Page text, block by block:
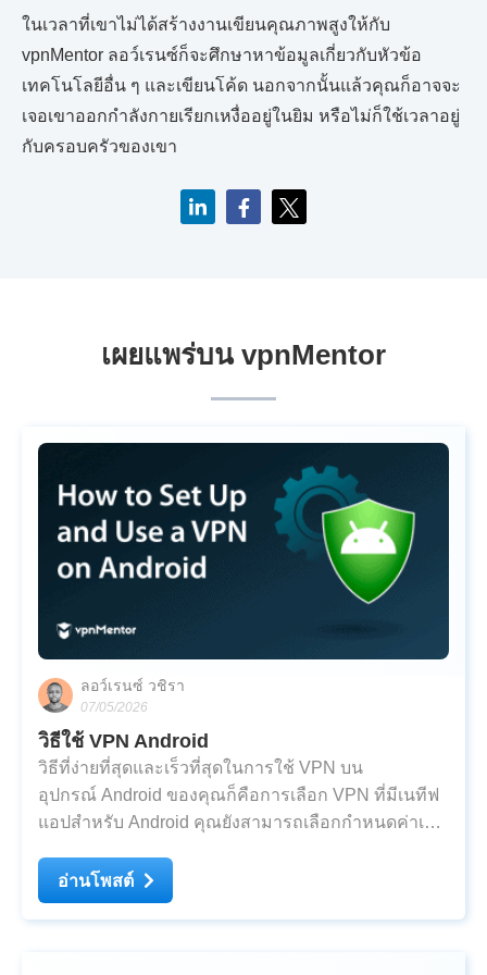
ในเวลาที่เขาไม่ได้สร้างงานเขียนคุณภาพสูงให้กับ
vpnMentor ลอว์เรนซ์ก็จะศึกษาหาข้อมูลเกี่ยวกับหัวข้อ
เทคโนโลยีอื่น ๆ และเขียนโค้ด นอกจากนั้นแล้วคุณก็อาจจะ
เจอเขาออกกำลังกายเรียกเหงื่ออยู่ในยิม หรือไม่ก็ใช้เวลาอยู่
กับครอบครัวของเขา
เผยแพร่บน vpnMentor
ลอว์เรนซ์ วชิรา
07/05/2026
วิธีใช้ VPN Android
วิธีที่ง่ายที่สุดและเร็วที่สุดในการใช้ VPN บน
อุปกรณ์ Android ของคุณก็คือการเลือก VPN ที่มีเนทีฟ
แอปสำหรับ Android คุณยังสามารถเลือกกำหนดค่าเอง
ซ้อนมากกว่า เราได้เขียนรายละเอียดการตั้งค่า VPN
อ่านโพสต์